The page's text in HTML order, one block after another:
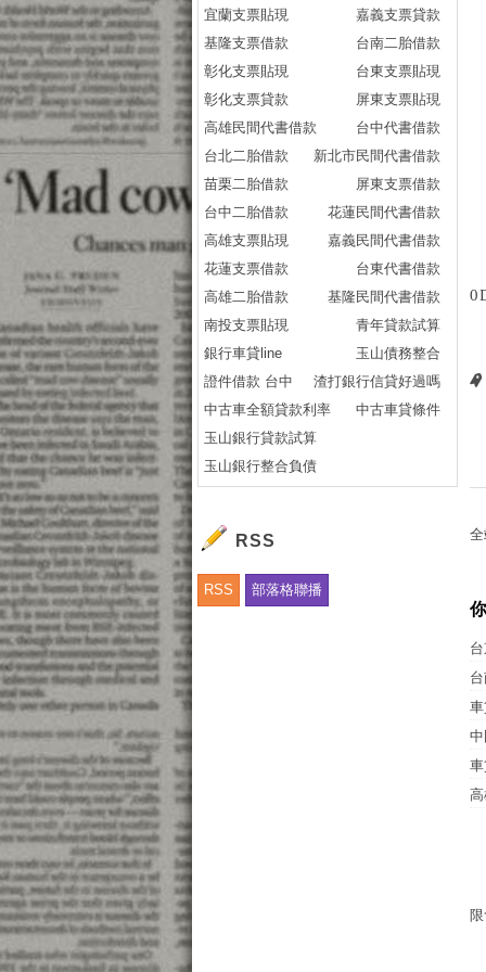
宜蘭支票貼現
嘉義支票貸款
基隆支票借款
台南二胎借款
彰化支票貼現
台東支票貼現
彰化支票貸款
屏東支票貼現
高雄民間代書借款
台中代書借款
台北二胎借款
新北市民間代書借款
苗栗二胎借款
屏東支票借款
台中二胎借款
花蓮民間代書借款
高雄支票貼現
嘉義民間代書借款
花蓮支票借款
台東代書借款
高雄二胎借款
基隆民間代書借款
南投支票貼現
青年貸款試算
銀行車貸line
玉山債務整合
證件借款 台中
渣打銀行信貸好過嗎
中古車全額貸款利率
中古車貸條件
玉山銀行貸款試算
玉山銀行整合負債
RSS
RSS 部落格聯播